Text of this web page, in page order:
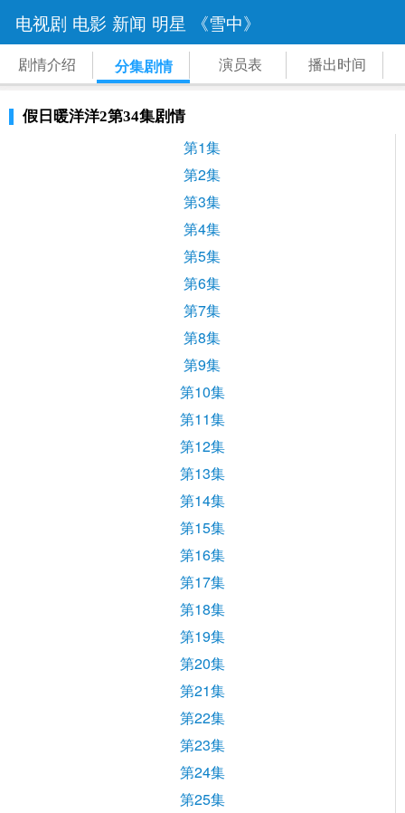
电视剧 电影 新闻 明星 《雪中》
剧情介绍 分集剧情 演员表 播出时间
假日暖洋洋2第34集剧情
第1集
第2集
第3集
第4集
第5集
第6集
第7集
第8集
第9集
第10集
第11集
第12集
第13集
第14集
第15集
第16集
第17集
第18集
第19集
第20集
第21集
第22集
第23集
第24集
第25集